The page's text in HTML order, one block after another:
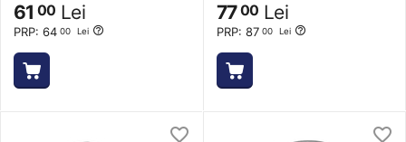
PRP: 64 00 Lei
61 00 Lei
PRP: 87 00 Lei
7700 Lei